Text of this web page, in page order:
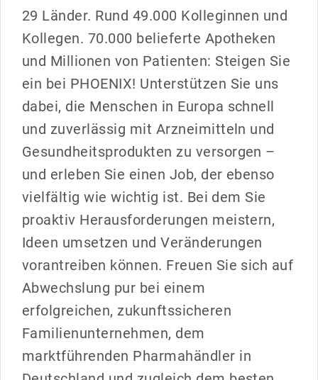
29 Länder. Rund 49.000 Kolleginnen und
Kollegen. 70.000 belieferte Apotheken
und Millionen von Patienten: Steigen Sie
ein bei PHOENIX! Unterstützen Sie uns
dabei, die Menschen in Europa schnell
und zuverlässig mit Arzneimitteln und
Gesundheitsprodukten zu versorgen –
und erleben Sie einen Job, der ebenso
vielfältig wie wichtig ist. Bei dem Sie
proaktiv Herausforderungen meistern,
Ideen umsetzen und Veränderungen
vorantreiben können. Freuen Sie sich auf
Abwechslung pur bei einem
erfolgreichen, zukunftssicheren
Familienunternehmen, dem
marktführenden Pharmahändler in